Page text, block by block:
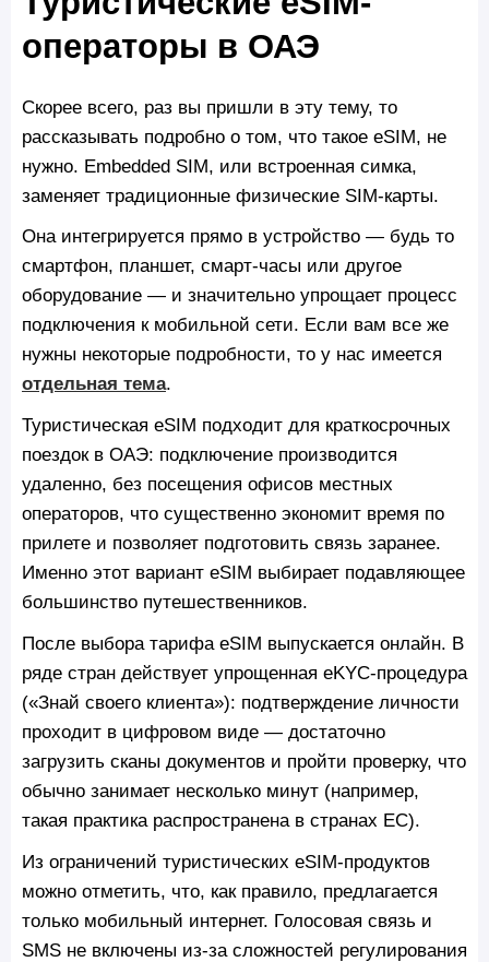
операторы в ОАЭ
Скорее всего, раз вы пришли в эту тему, то
рассказывать подробно о том, что такое eSIM, не
нужно. Embedded SIM, или встроенная симка,
заменяет традиционные физические SIM-карты.
Она интегрируется прямо в устройство — будь то
смартфон, планшет, смарт-часы или другое
оборудование — и значительно упрощает процесс
подключения к мобильной сети. Если вам все же
нужны некоторые подробности, то у нас имеется
отдельная тема.
Туристическая eSIM подходит для краткосрочных
поездок в ОАЭ: подключение производится
удаленно, без посещения офисов местных
операторов, что существенно экономит время по
прилете и позволяет подготовить связь заранее.
Именно этот вариант eSIM выбирает подавляющее
большинство путешественников.
После выбора тарифа eSIM выпускается онлайн. В
ряде стран действует упрощенная eKYC-процедура
(«Знай своего клиента»): подтверждение личности
проходит в цифровом виде — достаточно
загрузить сканы документов и пройти проверку, что
обычно занимает несколько минут (например,
такая практика распространена в странах ЕС).
Из ограничений туристических eSIM-продуктов
можно отметить, что, как правило, предлагается
только мобильный интернет. Голосовая связь и
SMS не включены из-за сложностей регулирования